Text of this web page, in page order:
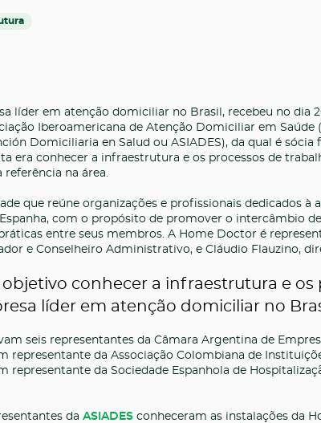
líder em atenção domiciliar no Brasil, recebeu no dia
Iberoamericana de Atenção Domiciliar em Saúde
Domiciliaria en Salud ou ASIADES), da qual é sócia
era conhecer a infraestrutura e os processos de
referência na área.
que reúne organizações e profissionais dedicados à
com o propósito de promover o intercâmbio
entre seus membros. A Home Doctor é
e Conselheiro Administrativo, e Cláudio Flauzino,
conhecer a infraestrutura e os
líder em atenção domiciliar no
seis representantes da Câmara Argentina de
representante da Associação Colombiana de
representante da Sociedade Espanhola de
da ASIADES conheceram as instalações da